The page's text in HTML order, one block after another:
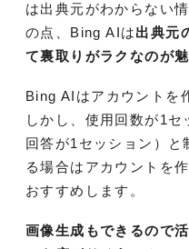
は出典元がわからない
の点、Bing AIは出典元
て裏取りがラクなのが
Bing AIはアカウントを
しかし、使用回数が1
回答が1セッション）と
る場合はアカウントを
おすすめします。
画像生成もできるので